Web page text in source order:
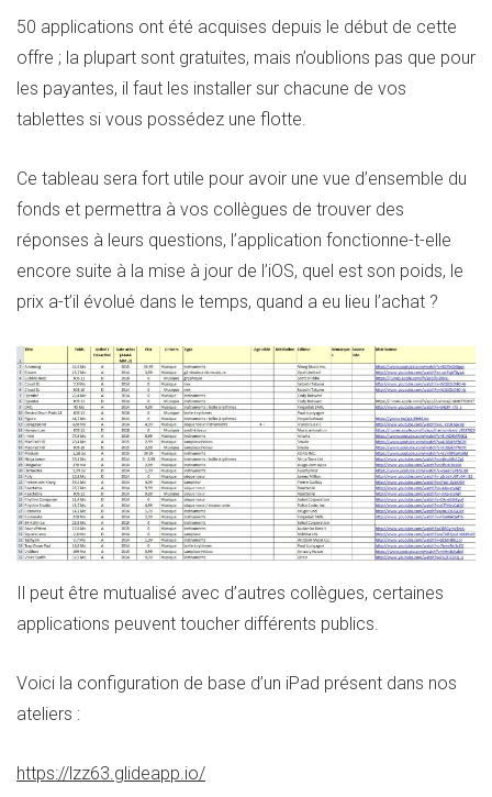
50 applications ont été acquises depuis le début de cette
offre ; la plupart sont gratuites, mais n’oublions pas que pour
les payantes, il faut les installer sur chacune de vos
tablettes si vous possédez une flotte.
Ce tableau sera fort utile pour avoir une vue d’ensemble du
fonds et permettra à vos collègues de trouver des
réponses à leurs questions, l’application fonctionne-t-elle
encore suite à la mise à jour de l’iOS, quel est son poids, le
prix a-t’il évolué dans le temps, quand a eu lieu l’achat ?
Il peut être mutualisé avec d’autres collègues, certaines
applications peuvent toucher différents publics.
Voici la configuration de base d’un iPad présent dans nos
ateliers :
https://lzz63.glideapp.io/